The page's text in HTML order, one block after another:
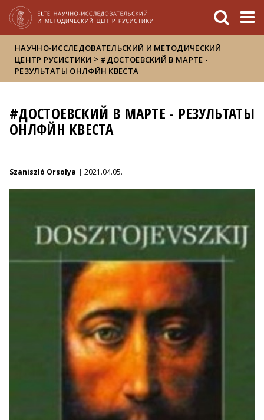
НАУЧНО-ИССЛЕДОВАТЕЛЬСКИЙ И МЕТОДИЧЕСКИЙ
ЦЕНТР РУСИСТИКИ > #ДОСТОЕВСКИЙ В МАРТЕ -
РЕЗУЛЬТАТЫ ОНЛФЙН КВЕСТА
#ДОСТОЕВСКИЙ В МАРТЕ - РЕЗУЛЬТАТЫ
ОНЛФЙН КВЕСТА
Szaniszló Orsolya | 2021.04.05.